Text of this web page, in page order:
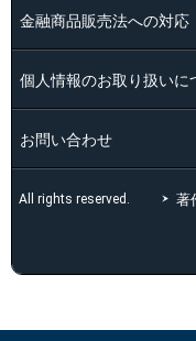
金融商品販売法への対応
個人情報のお取り扱いに
お問い合わせ
All rights reserved. 著